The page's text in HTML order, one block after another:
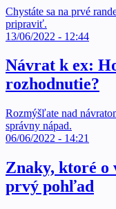
Chystáte sa na prvé
pripraviť.
13/06/2022 - 12:44
Návrat k ex:
rozhodnutie?
Rozmýšľate nad
správny nápad.
06/06/2022 - 14:21
Znaky, ktoré o
prvý pohľad